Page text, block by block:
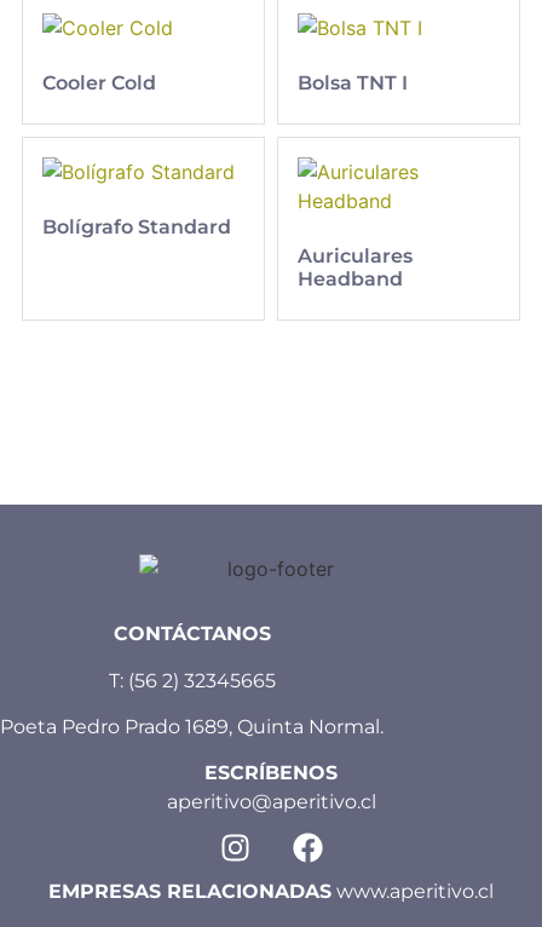
Cooler Cold Bolsa TNT I
Bolígrafo Standard
Auriculares
Headband
CONTÁCTANOS
T: (56 2) 32345665
Poeta Pedro Prado 1689, Quinta Normal.
ESCRÍBENOS
aperitivo@aperitivo.cl
EMPRESAS RELACIONADAS www.aperitivo.cl